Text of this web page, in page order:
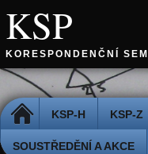
KSP
KORESPONDENČNÍ
DOMŮ KSP-H KSP-Z
SOUSTŘEDĚNÍ A AKCE